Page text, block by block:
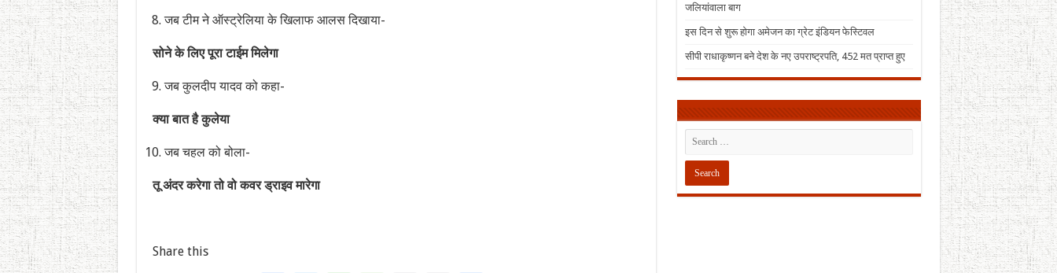
जब टीम ने ऑस्ट्रेलिया के खिलाफ आलस दिखाया-
सोने के लिए पूरा टाईम मिलेगा
जब कुलदीप यादव को कहा-
क्या बात है कुलेया
जब चहल को बोला-
तू अंदर करेगा तो वो कवर ड्राइव मारेगा
Share this
जलियांवाला बाग
इस दिन से शुरू होगा अमेजन का ग्रेट इंडियन फेस्टिवल
सीपी राधाकृष्णन बने देश के नए उपराष्ट्रपति, 452 मत प्राप्त हुए